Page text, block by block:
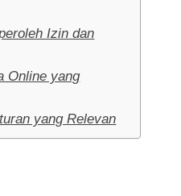
Izin dan
Online yang
yang Relevan